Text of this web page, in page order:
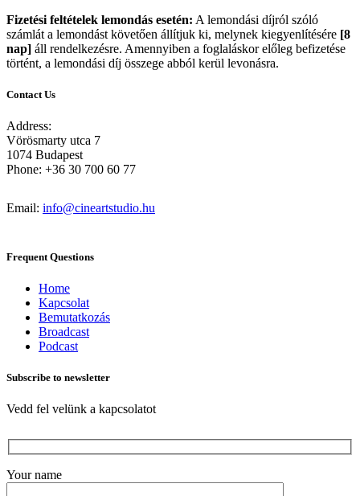
Fizetési feltételek lemondás esetén: A lemondási díjról szóló
számlát a lemondást követően állítjuk ki, melynek kiegyenlítésére [8
nap] áll rendelkezésre. Amennyiben a foglaláskor előleg befizetése
történt, a lemondási díj összege abból kerül levonásra.
Contact Us
Address:
Vörösmarty utca 7
1074 Budapest
Phone: +36 30 700 60 77
Email: info@cineartstudio.hu
Frequent Questions
Home
Kapcsolat
Bemutatkozás
Broadcast
Podcast
Subscribe to newsletter
Vedd fel velünk a kapcsolatot
Your name